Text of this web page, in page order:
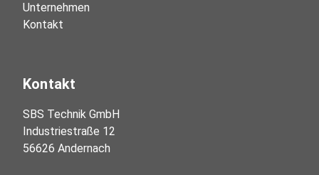
Unternehmen
Kontakt
Kontakt
SBS Technik GmbH
Industriestraße 12
56626 Andernach